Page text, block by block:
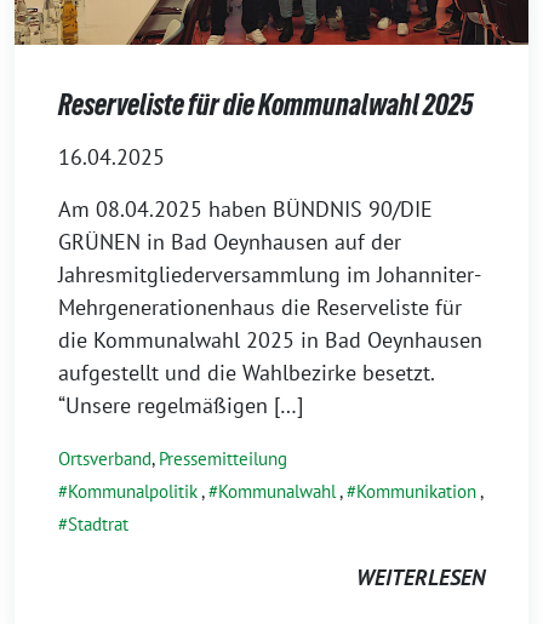
Reserveliste für die Kommunalwahl 2025
16.04.2025
Am 08.04.2025 haben BÜNDNIS 90/DIE
GRÜNEN in Bad Oeynhausen auf der
Jahresmitgliederversammlung im Johanniter-
Mehrgenerationenhaus die Reserveliste für
die Kommunalwahl 2025 in Bad Oeynhausen
aufgestellt und die Wahlbezirke besetzt.
“Unsere regelmäßigen […]
Ortsverband, Pressemitteilung
Kommunalpolitik, Kommunalwahl , Kommunikation,
Stadtrat
WEITERLESEN